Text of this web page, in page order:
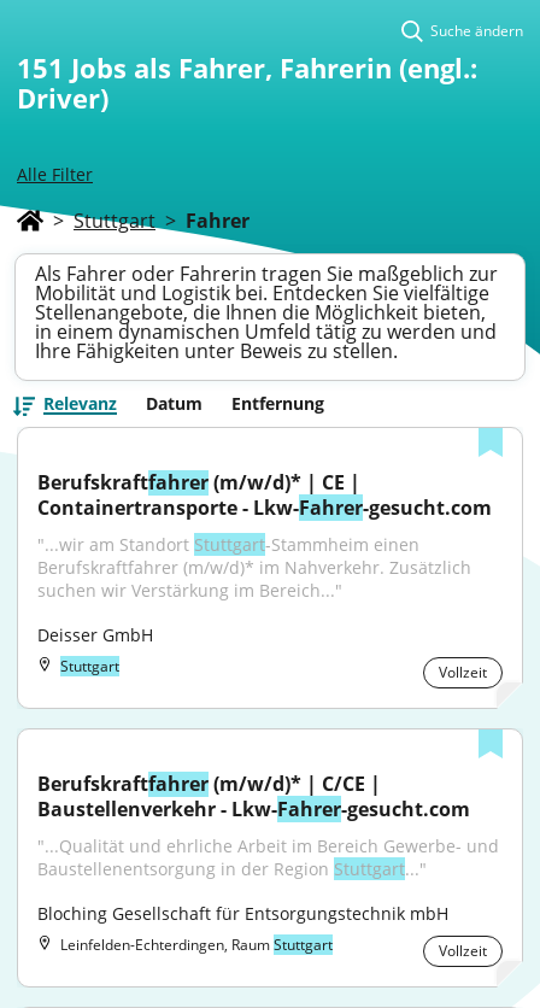
Alle Filter
Suche ändern
151 Jobs als Fahrer, Fahrerin (engl.:
Driver)
> Stuttgart > Fahrer
Als Fahrer oder Fahrerin tragen Sie maßgeblich zur
Mobilität und Logistik bei. Entdecken Sie vielfältige
Stellenangebote, die Ihnen die Möglichkeit bieten,
in einem dynamischen Umfeld tätig zu werden und
Ihre Fähigkeiten unter Beweis zu stellen.
Relevanz Datum Entfernung
Berufskraftfahrer (m/w/d)* | CE |
Containertransporte - Lkw-Fahrer-gesucht.com
"...wir am Standort Stuttgart-Stammheim einen
Berufskraftfahrer (m/w/d)* im Nahverkehr. Zusätzlich
suchen wir Verstärkung im Bereich..."
Deisser GmbH
Stuttgart Vollzeit
Berufskraftfahrer (m/w/d)* | C/CE |
Baustellenverkehr - Lkw-Fahrer-gesucht.com
"...Qualität und ehrliche Arbeit im Bereich Gewerbe- und
Baustellenentsorgung in der Region Stuttgart..."
Bloching Gesellschaft für Entsorgungstechnik mbH
Leinfelden-Echterdingen, RaumStuttgart Vollzeit